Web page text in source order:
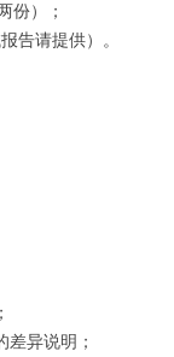
份）；
告请提供）。
异说明；